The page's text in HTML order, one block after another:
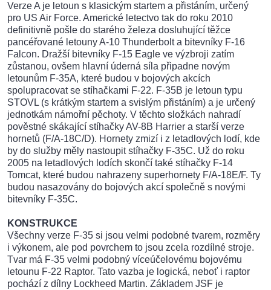
Verze A je letoun s klasickým startem a přistáním, určený
pro US Air Force. Americké letectvo tak do roku 2010
definitivně pošle do starého železa dosluhující těžce
pancéřované letouny A-10 Thunderbolt a bitevníky F-16
Falcon. Dražší bitevníky F-15 Eagle ve výzbroji zatím
zůstanou, ovšem hlavní úderná síla připadne novým
letounům F-35A, které budou v bojových akcích
spolupracovat se stíhačkami F-22. F-35B je letoun typu
STOVL (s krátkým startem a svislým přistáním) a je určený
jednotkám námořní pěchoty. V těchto složkách nahradí
pověstné skákající stíhačky AV-8B Harrier a starší verze
hornetů (F/A-18C/D). Hornety zmizí i z letadlových lodí, kde
by do služby měly nastoupit stíhačky F-35C. Už do roku
2005 na letadlových lodích skončí také stíhačky F-14
Tomcat, které budou nahrazeny superhornety F/A-18E/F. Ty
budou nasazovány do bojových akcí společně s novými
bitevníky F-35C.
KONSTRUKCE
Všechny verze F-35 si jsou velmi podobné tvarem, rozměry
i výkonem, ale pod povrchem to jsou zcela rozdílné stroje.
Tvar má F-35 velmi podobný víceúčelovému bojovému
letounu F-22 Raptor. Tato vazba je logická, neboť i raptor
pochází z dílny Lockheed Martin. Základem JSF je